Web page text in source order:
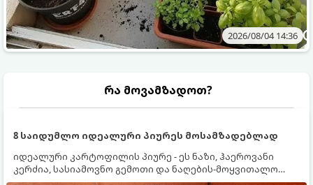
2026/08/04 14:36
რა მოვამზადოთ?
8 საიდუმლო იდეალური პიურეს მოსამზადებლად
იდეალური კარტოფილის პიურე - ეს ნაზი, ჰაეროვანი
კერძია, სასიამოვნო გემოთი და ნაღების-მოყვითალო
ფერით. მისი მომზადება ძალიან მარტივია, მაგრამ